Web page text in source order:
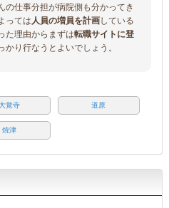
の仕事分担が病院側も分かってき
っては人員の増員を計画している
た理由からまずは転職サイトに登
かり行なうとよいでしょう。
覚寺 道原
焼津